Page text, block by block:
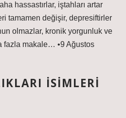
hassastırlar, iştahları artar
tamamen değişir, depresiftirler
olmazlar, kronik yorgunluk ve
fazla makale… •9 Ağustos
ISIMLERI